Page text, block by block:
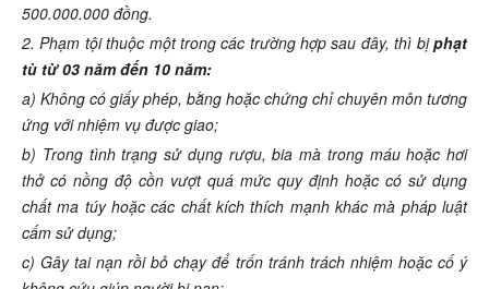
500.000.000 đồng.
2. Phạm tội thuộc một trong các trường hợp sau đây, thì bịphạt
tù từ 03 năm đến 10 năm:
a) Không có giấy phép, bằng hoặc chứng chỉ chuyên môn tương
ứng với nhiệm vụ được giao;
b) Trong tình trạng sử dụng rượu, bia mà trong máu hoặc hơi
thở có nồng độ cồn vượt quá mức quy định hoặc có sử dụng
chất ma túy hoặc các chất kích thích mạnh khác mà pháp luật
cấm sử dụng;
c) Gây tai nạn rồi bỏ chạy để trốn tránh trách nhiệm hoặc cố ý